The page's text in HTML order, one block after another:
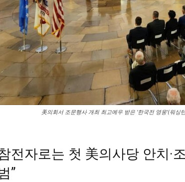
美의회서 조문행사 개최 최고예우 받은 '한국전 영웅'(워싱
전자로는 첫 美의사당 안치·조
”